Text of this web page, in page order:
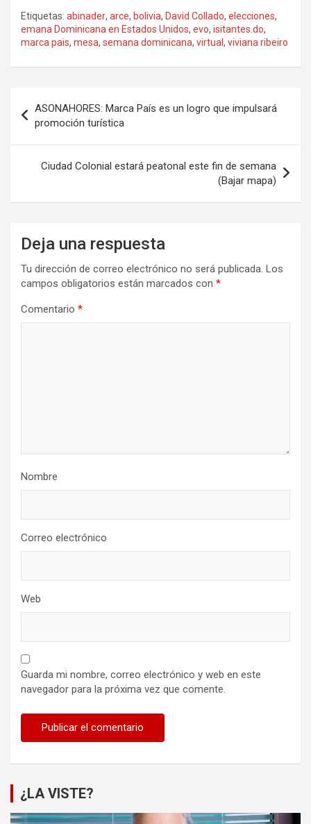
Etiquetas: abinader, arce, bolivia, David Collado, elecciones,
emana Dominicana en Estados Unidos, evo, isitantes.do,
marca pais, mesa, semana dominicana, virtual , viviana ribeiro
de
entradas
ASONAHORES: Marca País es un logro que impulsará
promoción turística
Ciudad Colonial estará peatonal este fin de semana
(Bajar mapa)
Deja una respuesta
Tu dirección de correo electrónico no será publicada. Los
campos obligatorios están marcados con *
Comentario *
Nombre
Correo electrónico
Web
Guarda mi nombre, correo electrónico y web en este
navegador para la próxima vez que comente.
¿LA VISTE?